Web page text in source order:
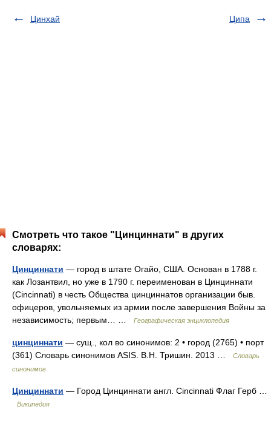
Цинхай Ципа
Смотреть что такое "Цинциннати" в других
словарях:
Цинциннати — город в штате Огайо, США. Основан в 1788 г.
как Лозантвил, но уже в 1790 г. переименован в Цинциннати
(Cincinnati) в честь Общества цинциннатов организации быв.
офицеров, увольняемых из армии после завершения Войны за
независимость; первым… …
Географическая энциклопедия
цинциннати — сущ., кол во синонимов: 2 • город (2765) • порт
(361) Словарь синонимов ASIS. В.Н. Тришин. 2013 …
Словарь
синонимов
Цинциннати — Город Цинциннати англ. Cincinnati Флаг Герб …
Википедия